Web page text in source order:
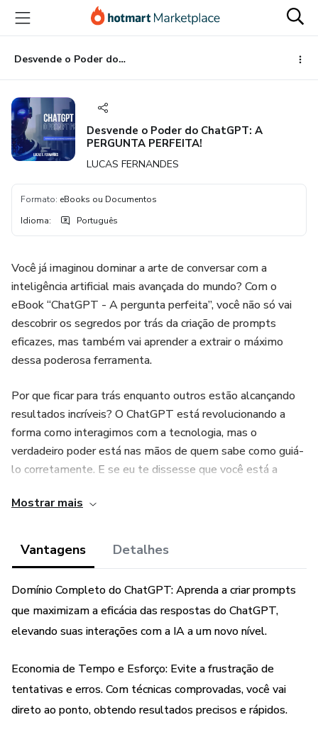
para
conteúdo
principal
para
pagamento
para
rodapé
Desvende o Poder do ChatGPT: A PERGUNTA PERFEITA!
Desvende o Poder do ChatGPT: A
PERGUNTA PERFEITA!
LUCAS FERNANDES
Formato: eBooks ou Documentos
Idioma: Português
Você já imaginou dominar a arte de conversar com a
inteligência artificial mais avançada do mundo? Com o
eBook “ChatGPT - A pergunta perfeita”, você não só vai
descobrir os segredos por trás da criação de prompts
eficazes, mas também vai aprender a extrair o máximo
dessa poderosa ferramenta.
Por que ficar para trás enquanto outros estão alcançando
resultados incríveis? O ChatGPT está revolucionando a
forma como interagimos com a tecnologia, mas o
verdadeiro poder está nas mãos de quem sabe como guiá-
lo corretamente. E se eu te dissesse que você está a
estratégias testadas para criar prompts que realmente
funcionam. Seja você um iniciante querendo começar com o
suas habilidades, este guia é para você!
O que você vai aprender:
Como criar prompts que capturam exatamente o que você
deseja e geram respostas precisas e úteis.
Mostrar mais
Vantagens Detalhes
Domínio Completo do ChatGPT: Aprenda a criar prompts
que maximizam a eficácia das respostas do ChatGPT,
elevando suas interações com a IA a um novo nível.
Economia de Tempo e Esforço: Evite a frustração de
tentativas e erros. Com técnicas comprovadas, você vai
direto ao ponto, obtendo resultados precisos e rápidos.